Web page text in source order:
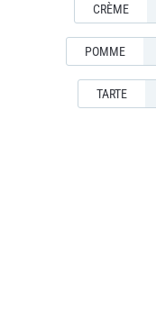
CRÈME
POMME
TARTE